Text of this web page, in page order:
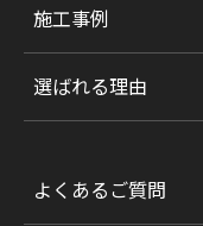
施工事例
選ばれる理由
よくあるご質問